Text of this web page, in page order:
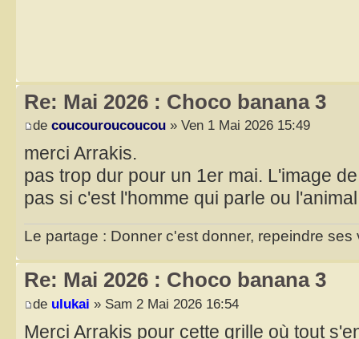
Re: Mai 2026 : Choco banana 3
de coucouroucoucou » Ven 1 Mai 2026 15:49
merci Arrakis.
pas trop dur pour un 1er mai. L'image
pas si c'est l'homme qui parle ou
Le partage : Donner c'est donner, repeindre ses
Re: Mai 2026 : Choco banana 3
de ulukai » Sam 2 Mai 2026 16:54
Merci Arrakis pour cette grille où tout